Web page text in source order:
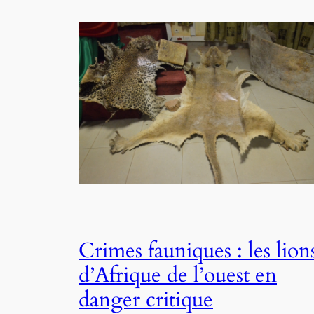
Crimes fauniques : les
d’Afrique de l’ouest en
danger critique